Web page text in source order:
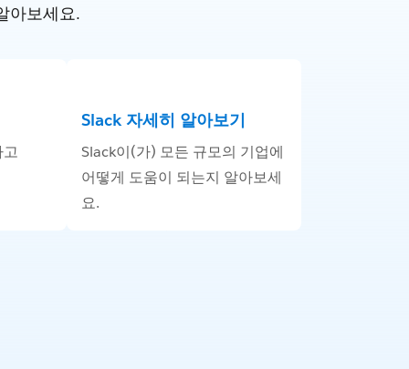
아보세요.
Slack 자세히 알아보기
Slack이(가) 모든 규모의 기업에
어떻게 도움이 되는지 알아보세
요.